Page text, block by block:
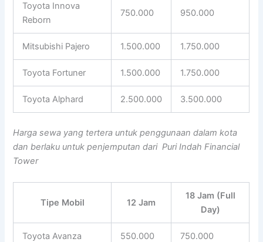
Toyota Innova
Reborn
750.000 950.000
Mitsubishi Pajero 1.500.000 1.750.000
Toyota Fortuner 1.500.000 1.750.000
Toyota Alphard 2.500.000 3.500.000
Harga sewa yang tertera untuk penggunaan dalam kota
dan berlaku untuk penjemputan dari Puri Indah Financial
Tower
Tipe Mobil 12 Jam
18 Jam (Full
Day)
Toyota Avanza 550.000 750.000